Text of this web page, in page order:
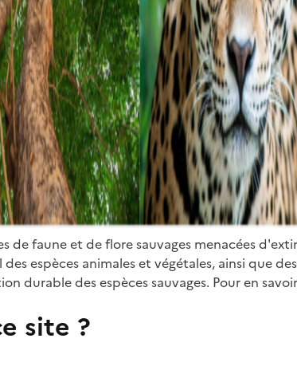
de faune et de flore sauvages menacées
espèces animales et végétales, ainsi que
durable des espèces sauvages. Pour en
site ?